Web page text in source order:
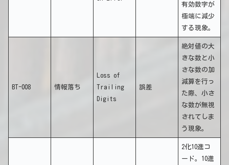
有効数字が
極端に減少
する現象。
BT-008 情報落ち
Loss of
Trailing
Digits
誤差
絶対値の大
きな数と小
さな数の加
減算を行っ
た際、小さ
な数が無視
されてしま
う現象。
2化10進コ
ード。10進